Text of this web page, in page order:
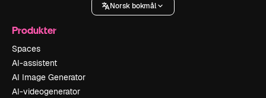
Norsk bokmål
Produkter
Spaces
AI-assistent
AI Image Generator
AI-videogenerator